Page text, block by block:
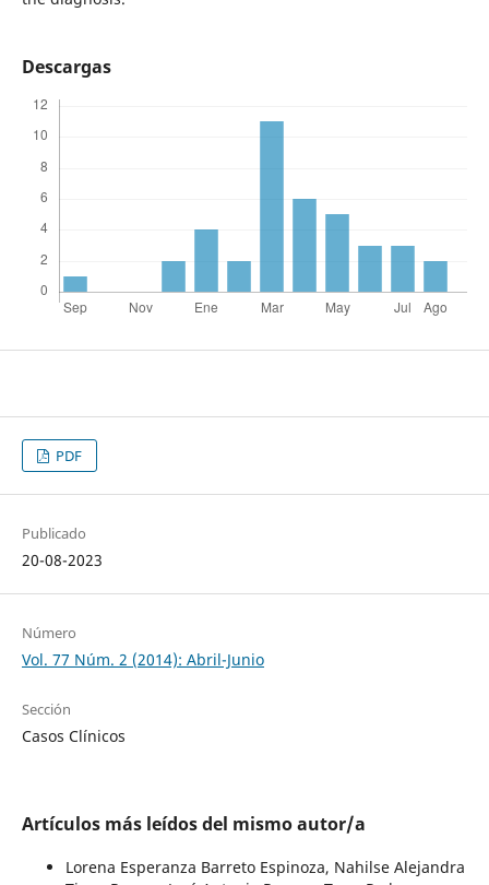
Descargas
PDF
Publicado
20-08-2023
Número
Vol. 77 Núm. 2 (2014): Abril-Junio
Sección
Casos Clínicos
Artículos más leídos del mismo autor/a
Lorena Esperanza Barreto Espinoza, Nahilse Alejandra